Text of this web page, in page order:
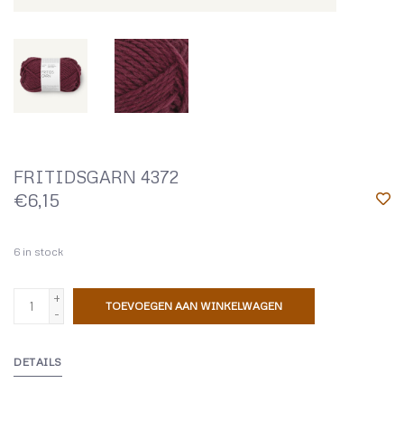
FRITIDSGARN 4372
€6,15
6 in stock
+
-
TOEVOEGEN AAN WINKELWAGEN
DETAILS